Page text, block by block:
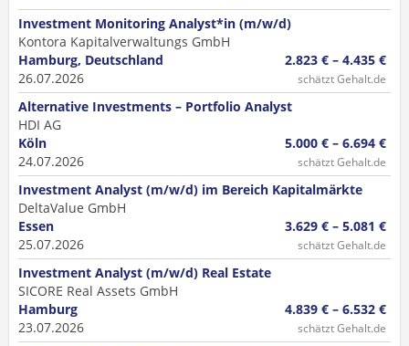
Investment Monitoring Analyst*in (m/w/d)
Kontora Kapitalverwaltungs GmbH
Hamburg, Deutschland
26.07.2026
2.823 € – 4.435 €
schätzt Gehalt.de
Alternative Investments – Portfolio Analyst
HDI AG
Köln
24.07.2026
5.000 € – 6.694 €
schätzt Gehalt.de
Investment Analyst (m/w/d) im Bereich Kapitalmärkte
DeltaValue GmbH
Essen
25.07.2026
3.629 € – 5.081 €
schätzt Gehalt.de
Investment Analyst (m/w/d) Real Estate
SICORE Real Assets GmbH
Hamburg
23.07.2026
4.839 € – 6.532 €
schätzt Gehalt.de